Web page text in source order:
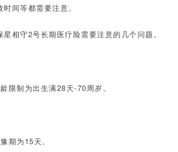
间等都需要注意。
相守2号长期医疗险需要注意的几个问题。
限制为出生满28天-70周岁。
期为15天。